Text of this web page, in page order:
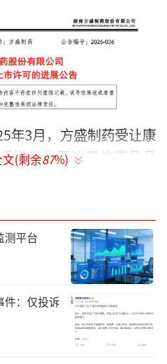
年3月，方盛制药受让康
港卫生署注册的药品品
等，受让后拟按照国家
在内地申请上市注册。
化准入政策，符合年
册传统口服中成药，可
，凭港澳原有研究资料
在80个工作日内完成审
(剩余87%)
测平台
：仅投诉